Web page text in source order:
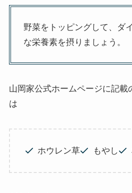
野菜をトッピングして、ダ
な栄養素を摂りましょう。
山岡家公式ホームページに記載
は
ホウレン草 もやし